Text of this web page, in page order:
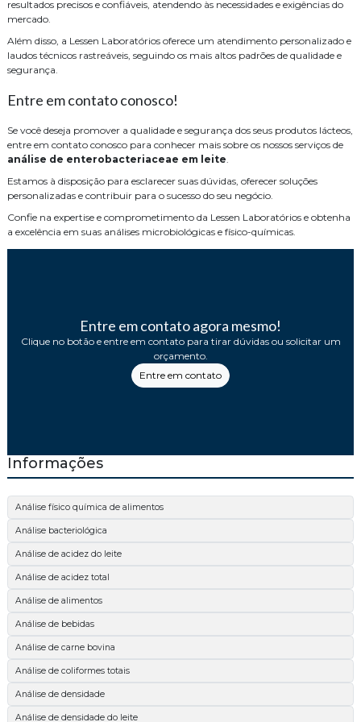
resultados precisos e confiáveis, atendendo às necessidades e exigências do
mercado.
Além disso, a Lessen Laboratórios oferece um atendimento personalizado e
laudos técnicos rastreáveis, seguindo os mais altos padrões de qualidade e
segurança.
Entre em contato conosco!
Se você deseja promover a qualidade e segurança dos seus produtos lácteos,
entre em contato conosco para conhecer mais sobre os nossos serviços de
análise de enterobacteriaceae em leite.
Estamos à disposição para esclarecer suas dúvidas, oferecer soluções
personalizadas e contribuir para o sucesso do seu negócio.
Confie na expertise e comprometimento da Lessen Laboratórios e obtenha
a excelência em suas análises microbiológicas e físico-químicas.
Entre em contato agora mesmo!
Clique no botão e entre em contato para tirar dúvidas ou solicitar um
orçamento.
Entre em contato
Informações
Análise físico química de alimentos
Análise bacteriológica
Análise de acidez do leite
Análise de acidez total
Análise de alimentos
Análise de bebidas
Análise de carne bovina
Análise de coliformes totais
Análise de densidade
Análise de densidade do leite